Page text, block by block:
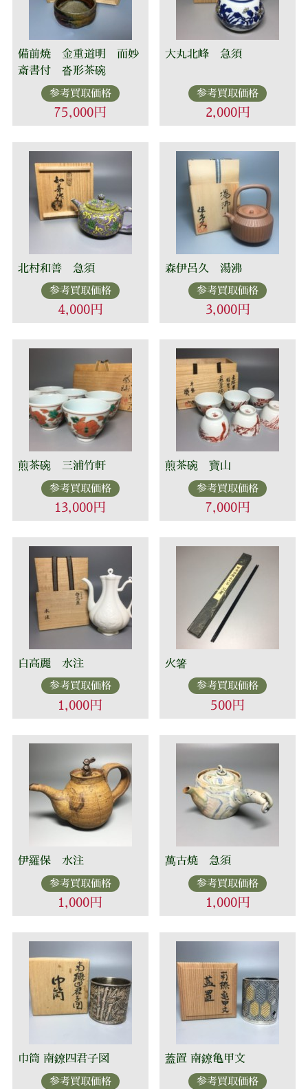
備前焼 金重道明 而妙
斎書付 沓形茶碗
参考買取価格
75,000円
大丸北峰 急須
参考買取価格
2,000円
北村和善 急須
参考買取価格
4,000円
森伊呂久 湯沸
参考買取価格
3,000円
煎茶碗 三浦竹軒
参考買取価格
13,000円
煎茶碗 寶山
参考買取価格
7,000円
白高麗 水注
参考買取価格
1,000円
火箸
参考買取価格
500円
伊羅保 水注
参考買取価格
1,000円
萬古焼 急須
参考買取価格
1,000円
巾筒 南鐐四君子図
参考買取価格
蓋置 南鐐亀甲文
参考買取価格